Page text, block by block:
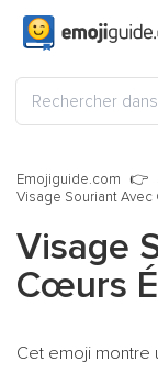
Emojiguide.com
Visage Souriant
Visage
Cœurs
Cet emoji montre